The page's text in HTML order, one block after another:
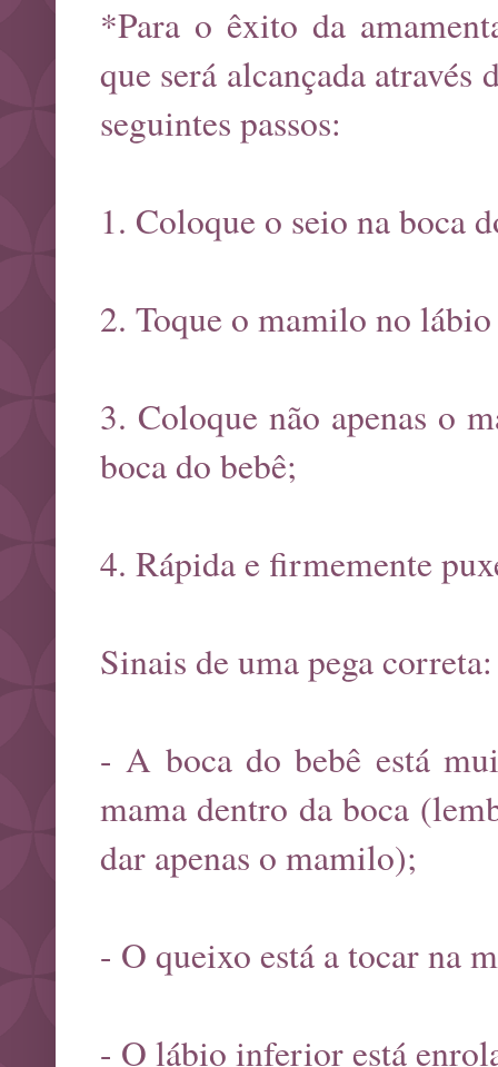
*Para o êxito da
que será alcançada através
seguintes passos:
1. Coloque o seio na boca
2. Toque o mamilo no
3. Coloque não apenas o
boca do bebê;
4. Rápida e firmemente
Sinais de uma pega correta:
- A boca do bebê está
mama dentro da boca
dar apenas o mamilo);
- O queixo está a tocar na
- O lábio inferior está